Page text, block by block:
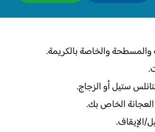
والخاصة بالكريمة.
ستيل أو الزجاج.
الخاص بك.
الإيقاف.